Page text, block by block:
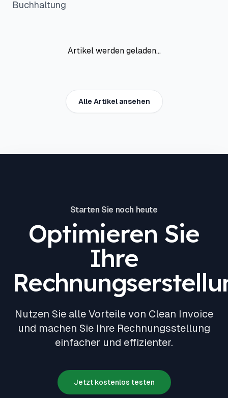
Buchhaltung
Artikel werden geladen...
Alle Artikel ansehen
Starten Sie noch heute
Optimieren Sie
Ihre
Nutzen Sie alle Vorteile von Clean Invoice
und machen Sie Ihre Rechnungsstellung
einfacher und effizienter.
Jetzt kostenlos testen